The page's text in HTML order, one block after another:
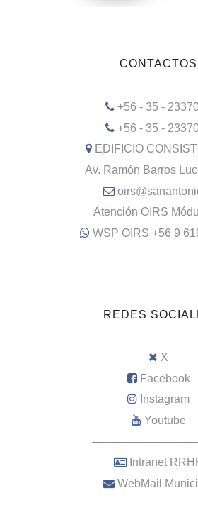
CONTACTOS
+56 - 35 -
+56 - 35 -
EDIFICIO
Av. Ramón Barros
Atención OIRS
WSP OIRS +56 9
REDES
X
Facebook
Instagram
Youtube
Intranet
WebMail